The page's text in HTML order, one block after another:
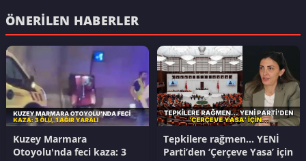
ÖNERILEN HABERLER
Kuzey Marmara
Otoyolu'nda feci kaza: 3
Tepkilere rağmen… YENİ
Parti’den ‘Çerçeve Yasa’ için